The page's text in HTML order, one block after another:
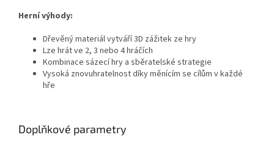
Herní výhody:
Dřevěný materiál vytváří 3D zážitek ze hry
Lze hrát ve 2, 3 nebo 4 hráčích
Kombinace sázecí hry a sběratelské strategie
Vysoká znovuhratelnost díky měnícím se cílům v každé
hře
Doplňkové parametry